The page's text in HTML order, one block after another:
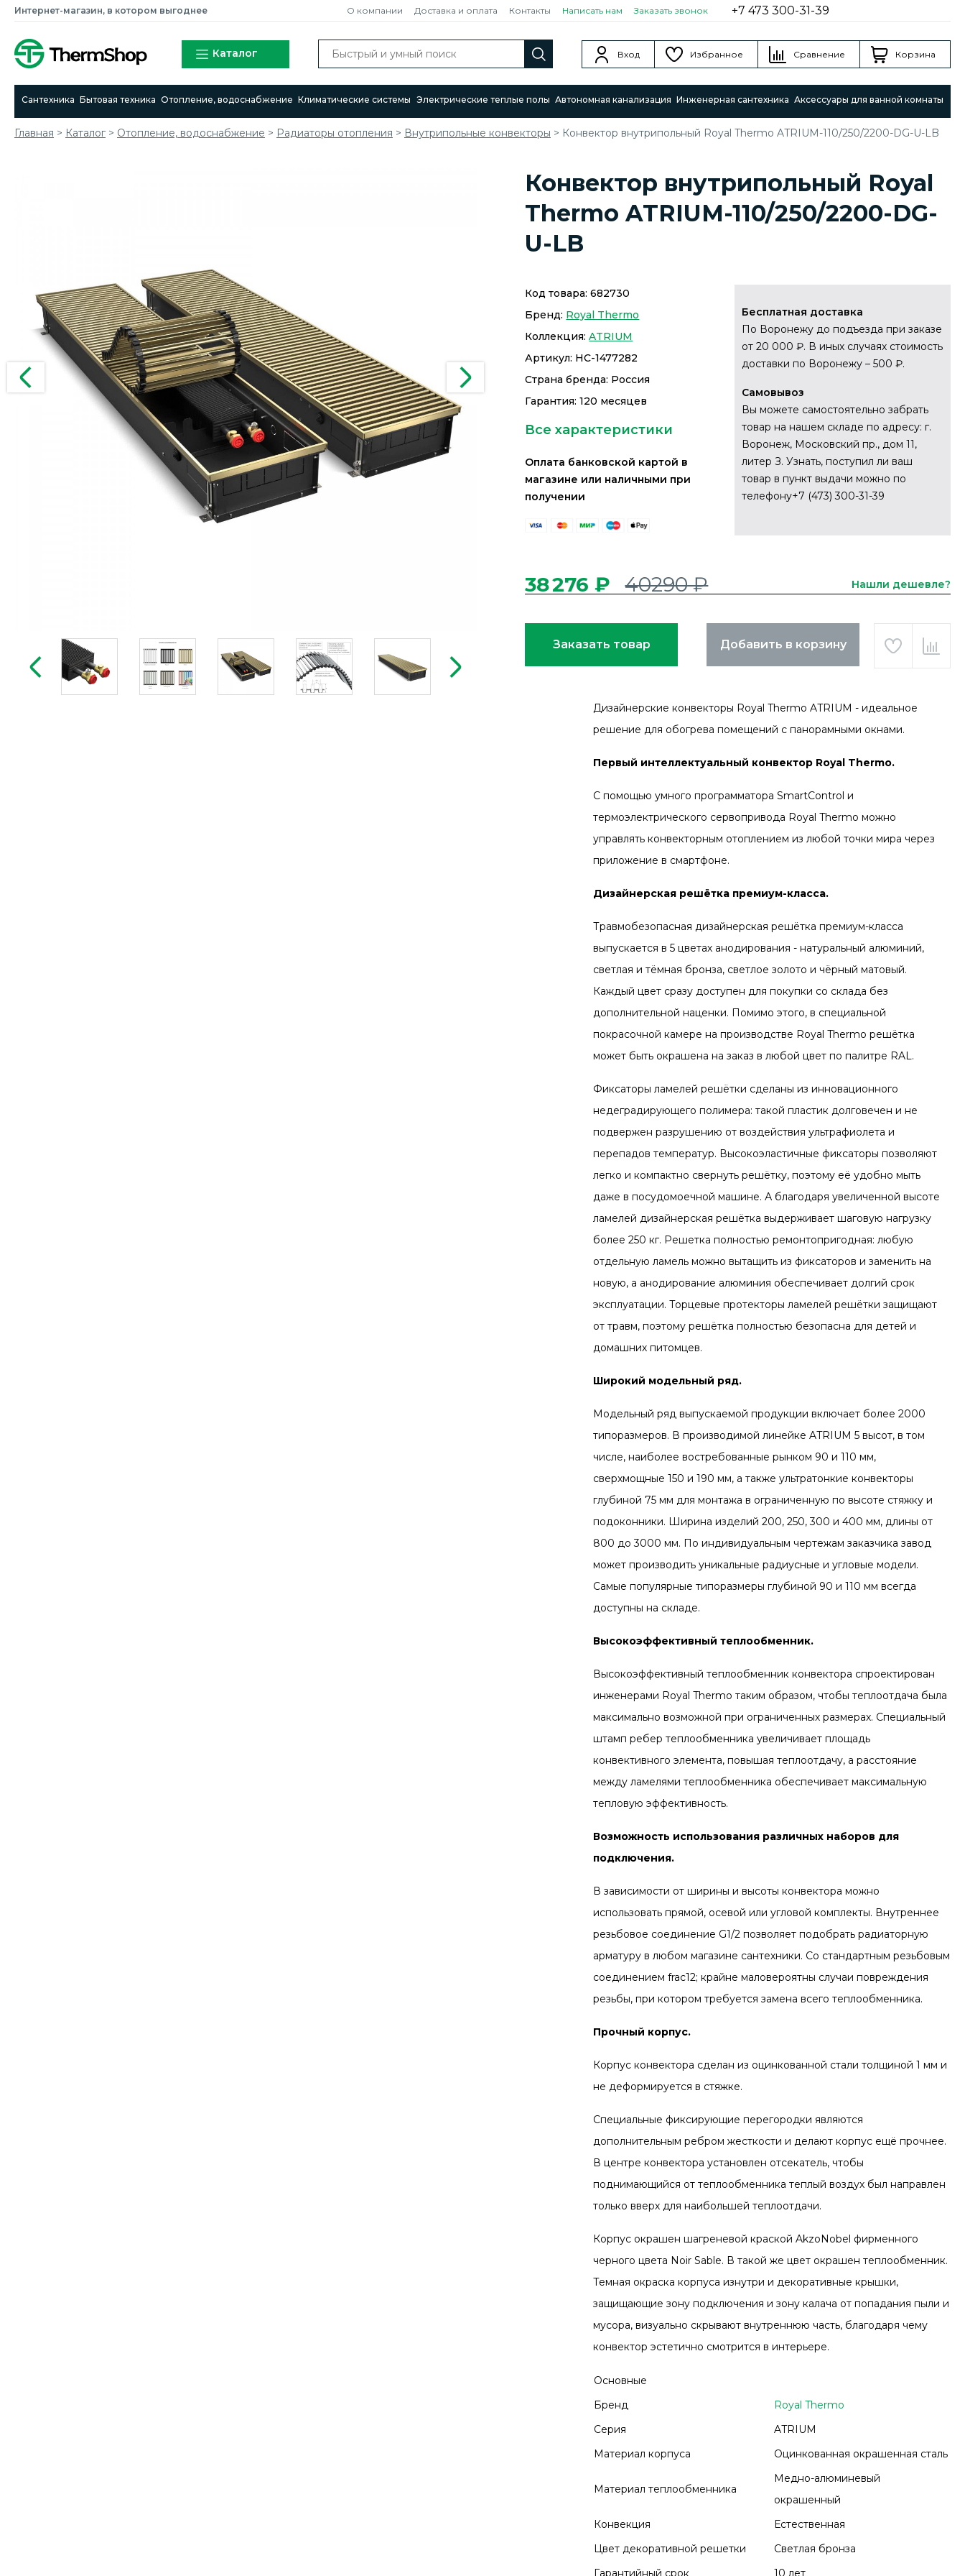
Интернет-магазин, в котором выгоднее О компании Доставка и оплата Контакты Написать нам Заказать звонок +7 473 300-31-39
Каталог Вход Избранное Сравнение Корзина
Сантехника Бытовая техника Отопление, водоснабжение Климатические системы Электрические теплые полы Автономная канализация Инженерная сантехника Аксессуары для ванной комнаты
Главная > Каталог > Отопление, водоснабжение > Радиаторы отопления > Внутрипольные конвекторы > Конвектор внутрипольный Royal Thermo ATRIUM-110/250/2200-DG-U-LB
Конвектор внутрипольный Royal
Thermo ATRIUM-110/250/2200-DG-
U-LB
Код товара:682730
Бренд: Royal Thermo
Коллекция:ATRIUM
Артикул: НС-1477282
Страна бренда: Россия
Гарантия: 120 месяцев
Все характеристики
Оплата банковской картой в
магазине или наличными при
получении
Бесплатная доставка
По Воронежу до подъезда при заказе
от 20 000 ₽. В иных случаях стоимость
доставки по Воронежу – 500 ₽.
Самовывоз
Вы можете самостоятельно забрать
товар на нашем складе по адресу: г.
Воронеж, Московский пр., дом 11,
литер З. Узнать, поступил ли ваш
товар в пункт выдачи можно по
телефону+7 (473) 300-31-39
38 276 ₽ 40290 ₽ Нашли дешевле?
Заказать товар Добавить в корзину
Дизайнерские конвекторы Royal Thermo ATRIUM - идеальное
решение для обогрева помещений c панорамными окнами.
Первый интеллектуальный конвектор Royal Thermo.
C помощью умного программатора SmartControl и
термоэлектрического сервопривода Royal Thermo можно
управлять конвекторным отоплением из любой точки мира через
приложение в смартфоне.
Дизайнерская решётка премиум-класса.
Травмобезопасная дизайнерская решётка премиум-класса
выпускается в 5 цветах анодирования - натуральный алюминий,
светлая и тёмная бронза, светлое золото и чёрный матовый.
Каждый цвет сразу доступен для покупки со склада без
дополнительной наценки. Помимо этого, в специальной
покрасочной камере на производстве Royal Thermo решётка
может быть окрашена на заказ в любой цвет по палитре RAL.
Фиксаторы ламелей решётки сделаны из инновационного
недеградирующего полимера: такой пластик долговечен и не
подвержен разрушению от воздействия ультрафиолета и
перепадов температур. Высокоэластичные фиксаторы позволяют
легко и компактно свернуть решётку, поэтому её удобно мыть
даже в посудомоечной машине. А благодаря увеличенной высоте
ламелей дизайнерская решётка выдерживает шаговую нагрузку
более 250 кг. Решетка полностью ремонтопригодная: любую
отдельную ламель можно вытащить из фиксаторов и заменить на
новую, а анодирование алюминия обеспечивает долгий срок
эксплуатации. Торцевые протекторы ламелей решётки защищают
от травм, поэтому решётка полностью безопасна для детей и
домашних питомцев.
Широкий модельный ряд.
Модельный ряд выпускаемой продукции включает более 2000
типоразмеров. В производимой линейке ATRIUM 5 высот, в том
числе, наиболее востребованные рынком 90 и 110 мм,
сверхмощные 150 и 190 мм, а также ультратонкие конвекторы
глубиной 75 мм для монтажа в ограниченную по высоте стяжку и
подоконники. Ширина изделий 200, 250, 300 и 400 мм, длины от
800 до 3000 мм. По индивидуальным чертежам заказчика завод
может производить уникальные радиусные и угловые модели.
Самые популярные типоразмеры глубиной 90 и 110 мм всегда
доступны на складе.
Высокоэффективный теплообменник.
Высокоэффективный теплообменник конвектора спроектирован
инженерами Royal Thermo таким образом, чтобы теплоотдача была
максимально возможной при ограниченных размерах. Специальный
штамп ребер теплообменника увеличивает площадь
конвективного элемента, повышая теплоотдачу, а расстояние
между ламелями теплообменника обеспечивает максимальную
тепловую эффективность.
Возможность использования различных наборов для
подключения.
В зависимости от ширины и высоты конвектора можно
использовать прямой, осевой или угловой комплекты. Внутреннее
резьбовое соединение G1/2 позволяет подобрать радиаторную
арматуру в любом магазине сантехники. Со стандартным резьбовым
соединением frac12; крайне маловероятны случаи повреждения
резьбы, при котором требуется замена всего теплообменника.
Прочный корпус.
Корпус конвектора сделан из оцинкованной стали толщиной 1 мм и
не деформируется в стяжке.
Специальные фиксирующие перегородки являются
дополнительным ребром жесткости и делают корпус ещё прочнее.
В центре конвектора установлен отсекатель, чтобы
поднимающийся от теплообменника теплый воздух был направлен
только вверх для наибольшей теплоотдачи.
Корпус окрашен шагреневой краской AkzoNobel фирменного
черного цвета Noir Sable. В такой же цвет окрашен теплообменник.
Темная окраска корпуса изнутри и декоративные крышки,
защищающие зону подключения и зону калача от попадания пыли и
мусора, визуально скрывают внутреннюю часть, благодаря чему
конвектор эстетично смотрится в интерьере.
Основные
Бренд
Royal Thermo
Серия
ATRIUM
Материал корпуса
Оцинкованная окрашенная сталь
Материал теплообменника
Медно-алюминевый
окрашенный
Конвекция
Естественная
Цвет декоративной решетки
Светлая бронза
Гарантийный срок
10 лет